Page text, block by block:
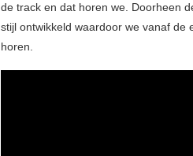
de track en dat horen we. Doorheen
stijl ontwikkeld waardoor we vanaf de
horen.